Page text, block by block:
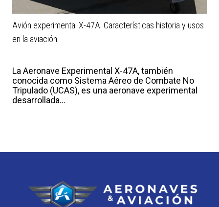
Avión experimental X-47A: Características historia y usos
en la aviación
La Aeronave Experimental X-47A, también
conocida como Sistema Aéreo de Combate No
Tripulado (UCAS), es una aeronave experimental
desarrollada...